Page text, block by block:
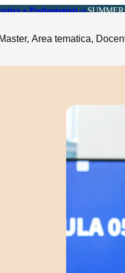
e Professionisti
Beverage e Turismo